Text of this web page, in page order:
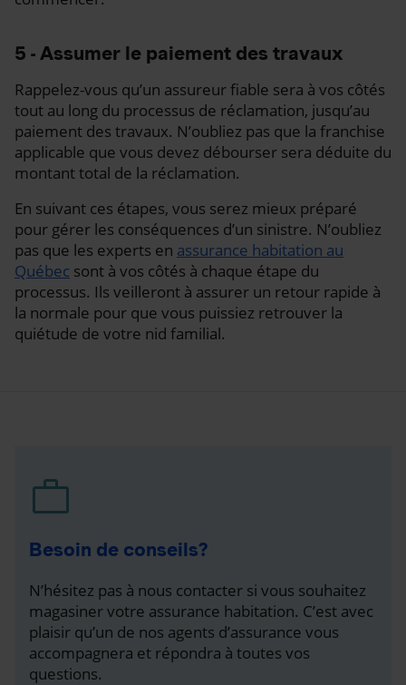
5 - Assumer le paiement des travaux
Rappelez-vous qu’un assureur fiable sera à vos côtés
tout au long du processus de réclamation, jusqu’au
paiement des travaux. N’oubliez pas que la franchise
applicable que vous devez débourser sera déduite du
montant total de la réclamation.
En suivant ces étapes, vous serez mieux préparé
pour gérer les conséquences d’un sinistre. N’oubliez
pas que les experts en assurance habitation au
Québec sont à vos côtés à chaque étape du
processus. Ils veilleront à assurer un retour rapide à
la normale pour que vous puissiez retrouver la
quiétude de votre nid familial.
Besoin de conseils?
N’hésitez pas à nous contacter si vous souhaitez
magasiner votre assurance habitation. C’est avec
plaisir qu’un de nos agents d’assurance vous
accompagnera et répondra à toutes vos
questions.